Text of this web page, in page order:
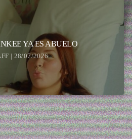
YA ES ABUELO
| 28/07/2026